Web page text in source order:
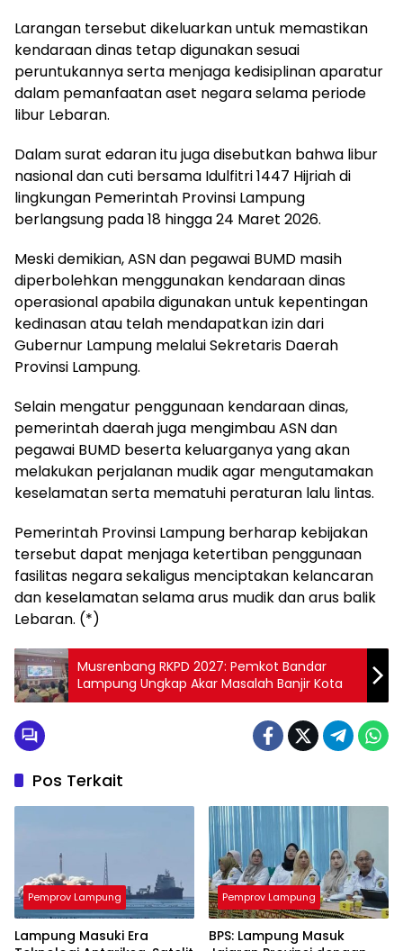
Larangan tersebut dikeluarkan untuk memastikan
kendaraan dinas tetap digunakan sesuai
peruntukannya serta menjaga kedisiplinan aparatur
dalam pemanfaatan aset negara selama periode
libur Lebaran.
Dalam surat edaran itu juga disebutkan bahwa libur
nasional dan cuti bersama Idulfitri 1447 Hijriah di
lingkungan Pemerintah Provinsi Lampung
berlangsung pada 18 hingga 24 Maret 2026.
Meski demikian, ASN dan pegawai BUMD masih
diperbolehkan menggunakan kendaraan dinas
operasional apabila digunakan untuk kepentingan
kedinasan atau telah mendapatkan izin dari
Gubernur Lampung melalui Sekretaris Daerah
Provinsi Lampung.
Selain mengatur penggunaan kendaraan dinas,
pemerintah daerah juga mengimbau ASN dan
pegawai BUMD beserta keluarganya yang akan
melakukan perjalanan mudik agar mengutamakan
keselamatan serta mematuhi peraturan lalu lintas.
Pemerintah Provinsi Lampung berharap kebijakan
tersebut dapat menjaga ketertiban penggunaan
fasilitas negara sekaligus menciptakan kelancaran
dan keselamatan selama arus mudik dan arus balik
Lebaran. (*)
Musrenbang RKPD 2027: Pemkot Bandar
Lampung Ungkap Akar Masalah Banjir Kota
Pos Terkait
Pemprov Lampung
Lampung Masuki Era
Pemprov Lampung
BPS: Lampung Masuk